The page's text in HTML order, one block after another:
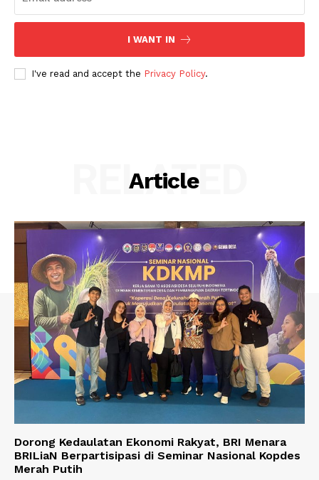
I WANT IN
I've read and accept the Privacy Policy.
Article
RELATED
Dorong Kedaulatan Ekonomi Rakyat, BRI Menara
BRILiaN Berpartisipasi di Seminar Nasional Kopdes
Merah Putih